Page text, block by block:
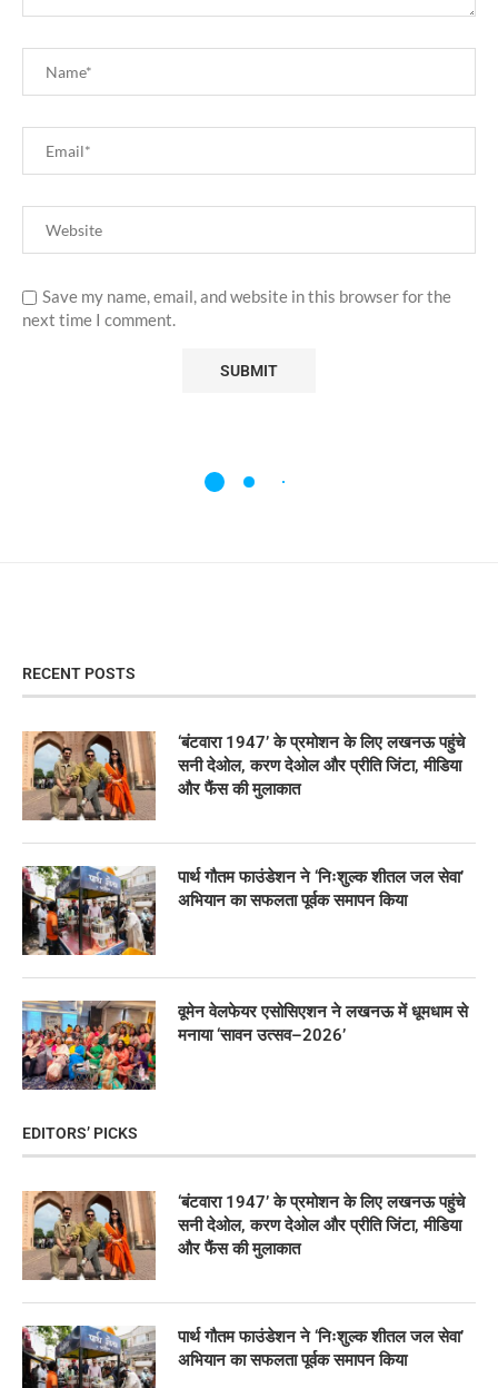
Save my name, email, and website in this browser for the
next time I comment.
RECENT POSTS
‘बंटवारा 1947’ के प्रमोशन के लिए लखनऊ पहुंचे
सनी देओल, करण देओल और प्रीति जिंटा, मीडिया
और फैंस की मुलाकात
पार्थ गौतम फाउंडेशन ने ‘निःशुल्क शीतल जल सेवा’
अभियान का सफलता पूर्वक समापन किया
वूमेन वेलफेयर एसोसिएशन ने लखनऊ में धूमधाम से
मनाया ‘सावन उत्सव–2026’
EDITORS’ PICKS
‘बंटवारा 1947’ के प्रमोशन के लिए लखनऊ पहुंचे
सनी देओल, करण देओल और प्रीति जिंटा, मीडिया
और फैंस की मुलाकात
पार्थ गौतम फाउंडेशन ने ‘निःशुल्क शीतल जल सेवा’
अभियान का सफलता पूर्वक समापन किया